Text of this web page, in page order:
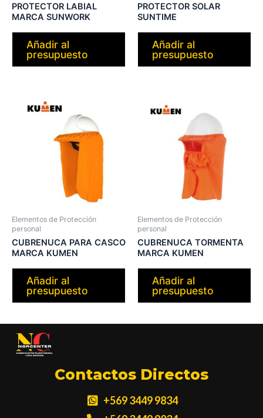
PROTECTOR LABIAL
MARCA SUNWORK
Añadir al
presupuesto
PROTECTOR SOLAR
SUNTIME
Añadir al
presupuesto
Elementos de Protección
personal
CUBRENUCA PARA CASCO
MARCA KUMEN
Añadir al
presupuesto
Elementos de Protección
personal
CUBRENUCA TORMENTA
MARCA KUMEN
Añadir al
presupuesto
Contactos Directos
+569 3449 9834